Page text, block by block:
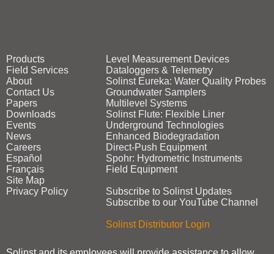
Products
Field Services
About
Contact Us
Papers
Downloads
Events
News
Careers
Español
Français
Site Map
Privacy Policy
Level Measurement Devices
Dataloggers & Telemetry
Solinst Eureka: Water Quality Probes
Groundwater Samplers
Multilevel Systems
Solinst Flute: Flexible Liner
Underground Technologies
Enhanced Biodegradation
Direct‑Push Equipment
Spohr: Hydrometric Instruments
Field Equipment
Subscribe to Solinst Updates
Subscribe to our YouTube Channel
Solinst Distributor Login